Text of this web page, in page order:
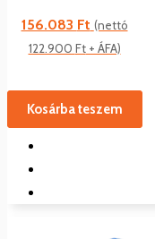
156.083 Ft (nettó
122.900 Ft+ ÁFA)
Kosárba teszem